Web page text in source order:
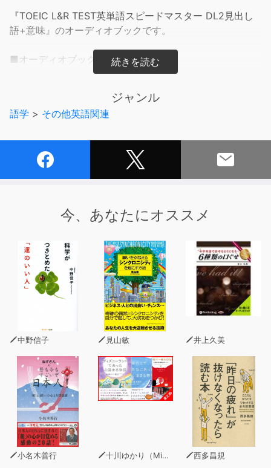
『TOEIC L&R TEST英単語スピードマスター DL2見出し
語+意味』のオーディオブックです。
■オーディオブックの内容■
ビジネス語、生活語、イディオムの「見出し語」：英単
＊「見出し語」は例文に組み込まれている単語です。
圧倒的なカバー率で、入門者から高得点ねらいにまで対応
「ビジネス語」「生活語」を50の分野別に集中特訓でき
を一挙に覚えられるので、学習効率も抜群だ。
例文はTOEICスタイルのシンプルで良質のもので、読ん
だり、音声で聞いたりすれば、テストに直結する実戦的な
単語学習ができる。
この2018年改訂版で、新形式TOEICにしっかりフォーカ
ス。超定番のTOEIC単語集がさらに進化した！
本書は『TOEIC®TEST英単語スピードマスターNEW
(ISBN：978-4-86392-157-3)の改訂版です。
■目次■
受験者へのメッセージ
英単語スピードマスター 7つの戦略
本書の利用法
動詞
ジャンル
語学 > その他英語関連
今、あなたにオススメ
中野信子 見山敏 井上久美
小名木善行 十川ゆかり（MinxZone） 西多昌規